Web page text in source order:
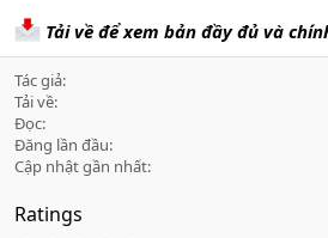
Tải về để xem bản đầy đủ và
Tác giả
Tải về
Đọc
Đăng lần đầu
Cập nhật gần nhất
Ratings